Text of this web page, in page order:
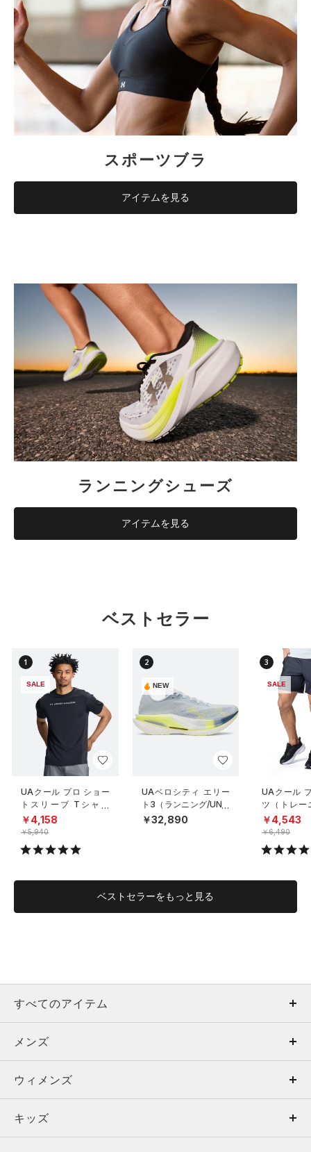
スポーツブラ
アイテムを見る
ランニングシューズ
アイテムを見る
ベストセラー
1
SALE
UAクール プロ ショー
トスリーブ Tシャツ
（トレーニング/MEN）
￥4,158
￥5,940
2
NEW
UAベロシティ エリー
ト3（ランニング/UNIS
EX）
￥32,890
3
SALE
UAクール
ツ（トレー
N）
￥4,543
￥6,490
ベストセラーをもっと見る
すべてのアイテム
メンズ
ウィメンズ
キッズ
メンズ
トップス
ボトムス
ウィメンズ
トップス
キッズ